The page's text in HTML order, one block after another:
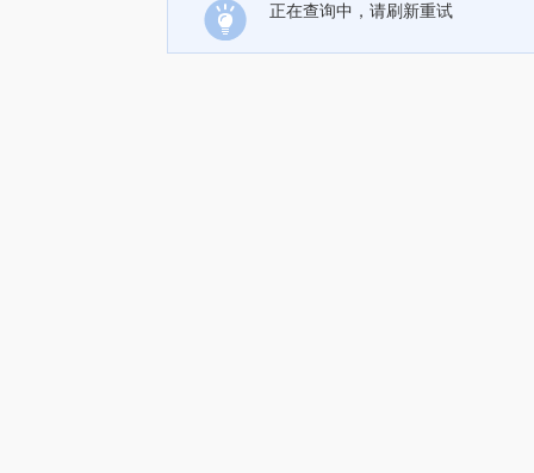
正在查询中，请刷新重试